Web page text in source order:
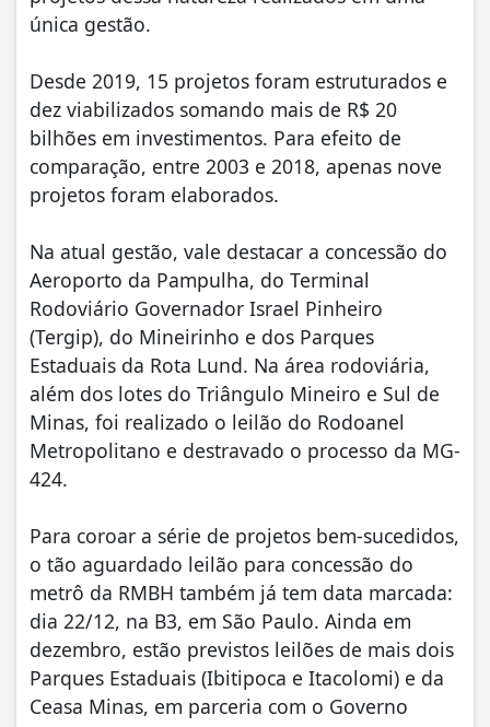
única gestão.
Desde 2019, 15 projetos foram estruturados e
dez viabilizados somando mais de R$ 20
bilhões em investimentos. Para efeito de
comparação, entre 2003 e 2018, apenas nove
projetos foram elaborados.
Na atual gestão, vale destacar a concessão do
Aeroporto da Pampulha, do Terminal
Rodoviário Governador Israel Pinheiro
(Tergip), do Mineirinho e dos Parques
Estaduais da Rota Lund. Na área rodoviária,
além dos lotes do Triângulo Mineiro e Sul de
Minas, foi realizado o leilão do Rodoanel
Metropolitano e destravado o processo da MG-
424.
Para coroar a série de projetos bem-sucedidos,
o tão aguardado leilão para concessão do
metrô da RMBH também já tem data marcada:
dia 22/12, na B3, em São Paulo. Ainda em
dezembro, estão previstos leilões de mais dois
Parques Estaduais (Ibitipoca e Itacolomi) e da
Ceasa Minas, em parceria com o Governo